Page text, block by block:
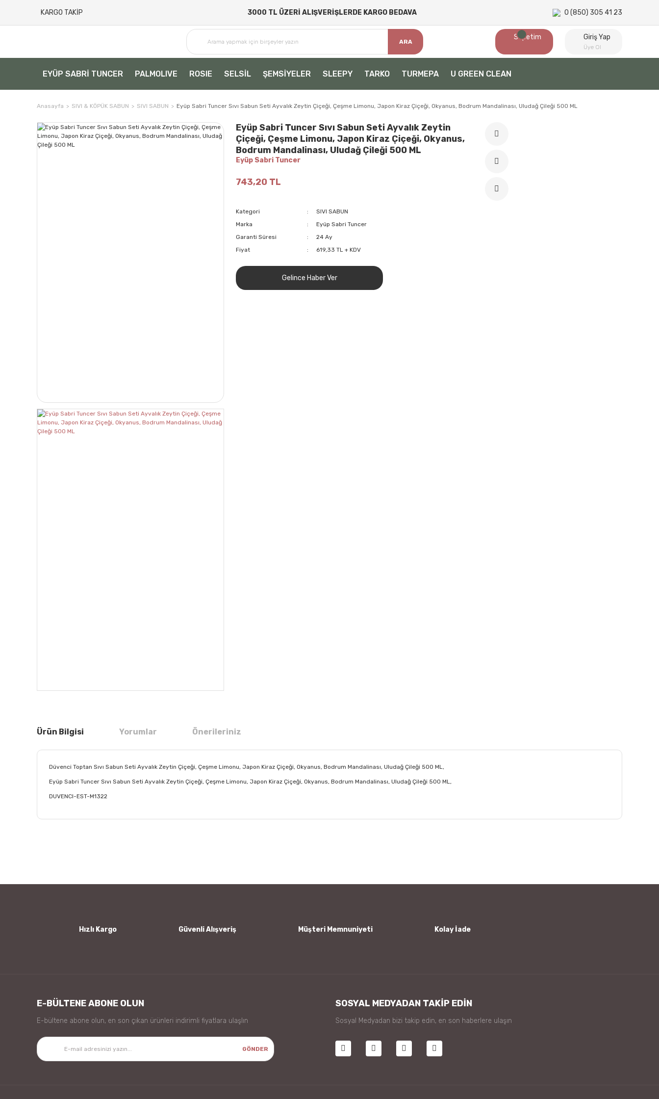
KARGO TAKİP 3000 TL ÜZERİ ALIŞVERİŞLERDE KARGO BEDAVA 0 (850) 305 41 23
ARA
Sepetim Giriş Yap
Üye Ol
EYÜP SABRİ TUNCER PALMOLIVE ROSIE SELSİL ŞEMSİYELER SLEEPY TARKO TURMEPA U GREEN CLEAN
Anasayfa SIVI & KÖPÜK SABUN SIVI SABUN Eyüp Sabri Tuncer Sıvı Sabun Seti Ayvalık Zeytin Çiçeği, Çeşme Limonu, Japon Kiraz Çiçeği, Okyanus, Bodrum Mandalinası, Uludağ Çileği 500 ML
Eyüp Sabri Tuncer Sıvı Sabun Seti Ayvalık Zeytin
Çiçeği, Çeşme Limonu, Japon Kiraz Çiçeği, Okyanus,
Bodrum Mandalinası, Uludağ Çileği 500 ML
Eyüp Sabri Tuncer
743,20 TL
Kategori
SIVI SABUN
Marka
Eyüp Sabri Tuncer
Garanti Süresi
24 Ay
Fiyat
619,33 TL + KDV
Gelince Haber Ver
Ürün Bilgisi Yorumlar Önerileriniz
Düvenci Toptan Sıvı Sabun Seti Ayvalık Zeytin Çiçeği, Çeşme Limonu, Japon Kiraz Çiçeği, Okyanus, Bodrum Mandalinası, Uludağ Çileği 500 ML,
Eyüp Sabri Tuncer Sıvı Sabun Seti Ayvalık Zeytin Çiçeği, Çeşme Limonu, Japon Kiraz Çiçeği, Okyanus, Bodrum Mandalinası, Uludağ Çileği 500 ML,
DUVENCI-EST-M1322
Hızlı Kargo Güvenli Alışveriş Müşteri Memnuniyeti Kolay İade
E-BÜLTENE ABONE OLUN
E-bültene abone olun, en son çıkan ürünleri indirimli fiyatlara ulaşlın
GÖNDER
SOSYAL MEDYADAN TAKİP EDİN
Sosyal Medyadan bizi takip edin, en son haberlere ulaşın